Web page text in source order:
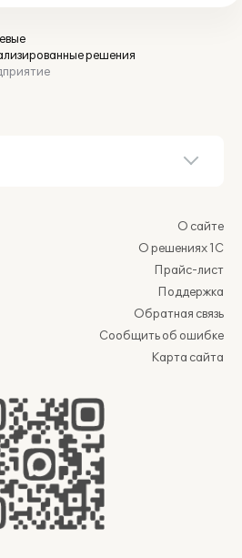
решения
О сайте
О решениях 1С
Прайс-лист
Поддержка
Обратная связь
Сообщить об ошибке
Карта сайта